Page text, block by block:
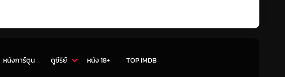
หนังการ์ตูน ดูซีรีย์ หนัง 18+ TOP IMDB